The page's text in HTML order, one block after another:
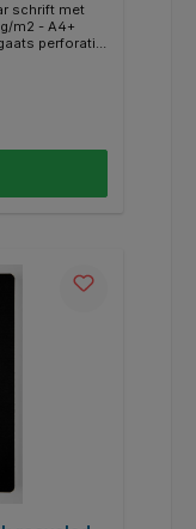
schrift met
m2 - A4+
perforatie
lijntjes